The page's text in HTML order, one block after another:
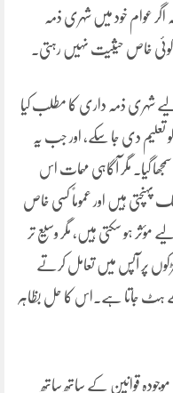
عوام خود میں شہری ذمہ
کوئی خاص حیثیت نہیں رہتی۔
شہری ذمہ داری کا مطلب کیا
تعلیم دی جا سکے، اور جب یہ
گیا۔ مگر آگاہی مہمات اس
پہنچتی ہیں اور عموماً کسی خاص
مؤثر ہو سکتی ہیں، مگر وسیع تر
پر آپس میں تعامل کرتے
ہٹ جاتا ہے۔اس کا حل بظاہر
قوانین کے ساتھ ساتھ